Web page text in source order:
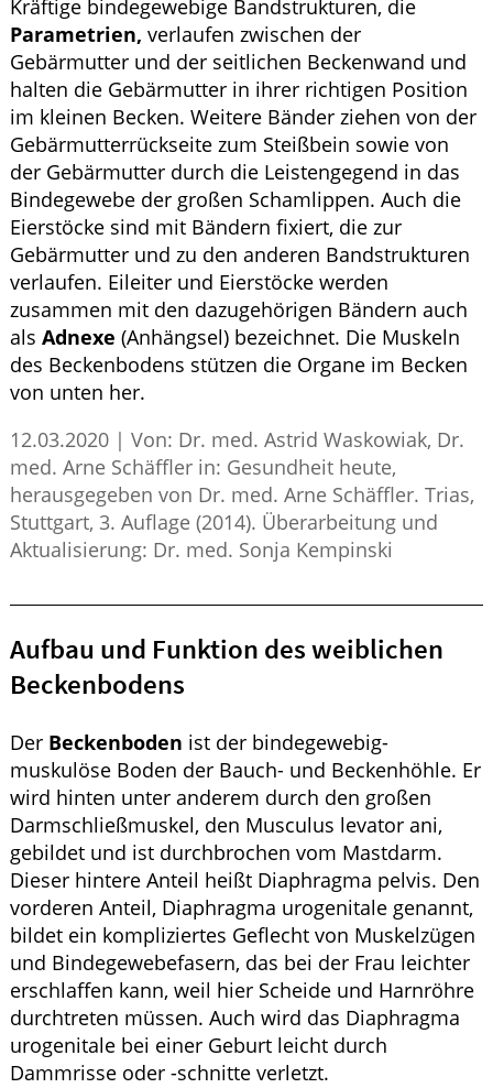
Kräftige bindegewebige Bandstrukturen, die
Parametrien, verlaufen zwischen der
Gebärmutter und der seitlichen Beckenwand und
halten die Gebärmutter in ihrer richtigen Position
im kleinen Becken. Weitere Bänder ziehen von der
Gebärmutterrückseite zum Steißbein sowie von
der Gebärmutter durch die Leistengegend in das
Bindegewebe der großen Schamlippen. Auch die
Eierstöcke sind mit Bändern fixiert, die zur
Gebärmutter und zu den anderen Bandstrukturen
verlaufen. Eileiter und Eierstöcke werden
zusammen mit den dazugehörigen Bändern auch
als Adnexe (Anhängsel) bezeichnet. Die Muskeln
des Beckenbodens stützen die Organe im Becken
von unten her.
12.03.2020 | Von: Dr. med. Astrid Waskowiak, Dr.
med. Arne Schäffler in: Gesundheit heute,
herausgegeben von Dr. med. Arne Schäffler. Trias,
Stuttgart, 3. Auflage (2014). Überarbeitung und
Aktualisierung: Dr. med. Sonja Kempinski
Aufbau und Funktion des weiblichen
Beckenbodens
Der Beckenboden ist der bindegewebig-
muskulöse Boden der Bauch- und Beckenhöhle. Er
wird hinten unter anderem durch den großen
Darmschließmuskel, den Musculus levator ani,
gebildet und ist durchbrochen vom Mastdarm.
Dieser hintere Anteil heißt Diaphragma pelvis. Den
vorderen Anteil, Diaphragma urogenitale genannt,
bildet ein kompliziertes Geflecht von Muskelzügen
und Bindegewebefasern, das bei der Frau leichter
erschlaffen kann, weil hier Scheide und Harnröhre
durchtreten müssen. Auch wird das Diaphragma
urogenitale bei einer Geburt leicht durch
Dammrisse oder -schnitte verletzt.